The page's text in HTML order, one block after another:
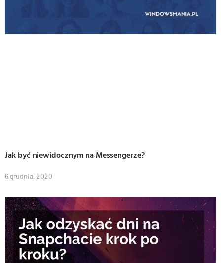
Jak być niewidocznym na Messengerze?
6 grudnia, 2020